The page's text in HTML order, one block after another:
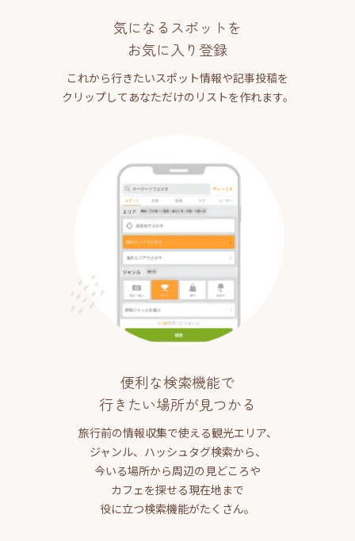
気になるスポットを
お気に入り登録
これから行きたいスポット情報や記事投稿を
クリップしてあなただけのリストを作れます。
便利な検索機能で
行きたい場所が見つかる
旅行前の情報収集で使える観光エリア、
ジャンル、ハッシュタグ検索から、
今いる場所から周辺の見どころや
カフェを探せる現在地まで
役に立つ検索機能がたくさん。